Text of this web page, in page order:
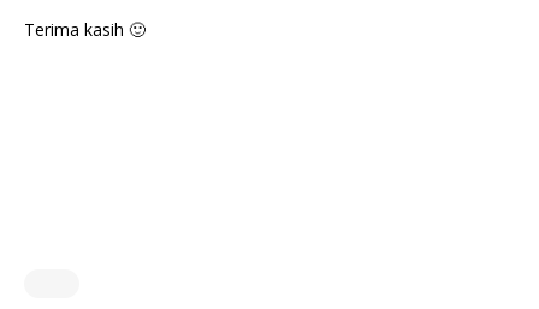
Terima kasih 🙂